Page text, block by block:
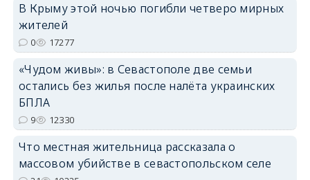
В Крыму этой ночью погибли четверо мирных
жителей
0 17277
«Чудом живы»: в Севастополе две семьи
остались без жилья после налёта украинских
БПЛА
9 12330
Что местная жительница рассказала о
массовом убийстве в севастопольском селе